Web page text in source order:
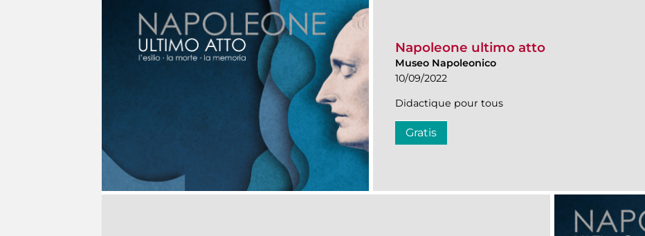
Napoleone ultimo atto
Museo Napoleonico
10/09/2022
Didactique pour tous
Gratis